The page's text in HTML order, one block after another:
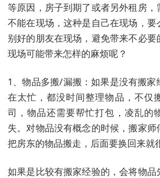
等原因，房子到期了或者另外租房，
不能在现场，这种是自己在现场，要
别好的朋友在现场，避免带来不必要
现场可能带来怎样的麻烦呢？
1、物品多搬/漏搬：如果是没有搬家
在太忙，都没时间整理物品，不仅
司，物品还需要帮忙打包，凌乱的
失。对物品没有概念的时候，搬家
把房东的物品搬走，后面要换回来就
如果是比较有搬家经验的，会将物品